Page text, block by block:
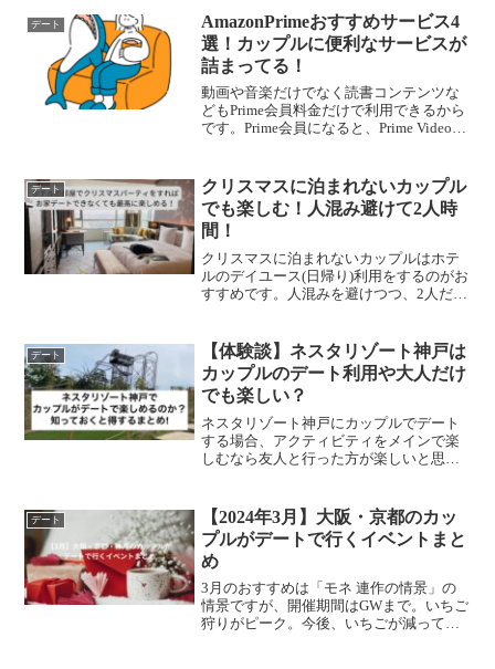
デート
AmazonPrimeおすすめサービス4
選！カップルに便利なサービスが
詰まってる！
動画や音楽だけでなく読書コンテンツな
どもPrime会員料金だけで利用できるから
です。Prime会員になると、Prime Videoは
Photoはストレージ無制限で画像の保存は
非圧縮で利用できます。Prime musicはド
ライブなどの移動中のお供として楽しむ
ことができます。最後はAmazonの無料配
送ですが、洗顔などの通常は送料がかか
る商品も無料で早く届けてくれるのが良
いです。
デート
クリスマスに泊まれないカップル
でも楽しむ！人混み避けて2人時
間！
クリスマスに泊まれないカップルはホテ
ルのデイユース(日帰り)利用をするのがお
すすめです。人混みを避けつつ、2人だけ
と、パーティの食べ物の買い出しも楽で
す。
デート
【体験談】ネスタリゾート神戸は
カップルのデート利用や大人だけ
でも楽しい？
ネスタリゾート神戸にカップルでデート
する場合、アクティビティをメインで楽
しむなら友人と行った方が楽しいと思い
るカップルならデートで使うのもアリで
す。理由としては、激しいアクティビテ
ィが多いです。童心に帰り、本能のまま
動き回るのであれば友人と行った方が楽
しめると感じました。一方で、宿泊や
BBQをメインで考えるならネスタリゾー
ト神戸デートはアリです。理由として
は、施設は綺麗で整備されているので、
デート
【2024年3月】大阪・京都のカッ
プルがデートで行くイベントまと
め
3月のおすすめは「モネ 連作の情景」の
情景ですが、開催期間はGWまで。いちご
狩りがピーク。今後、いちごが減ってし